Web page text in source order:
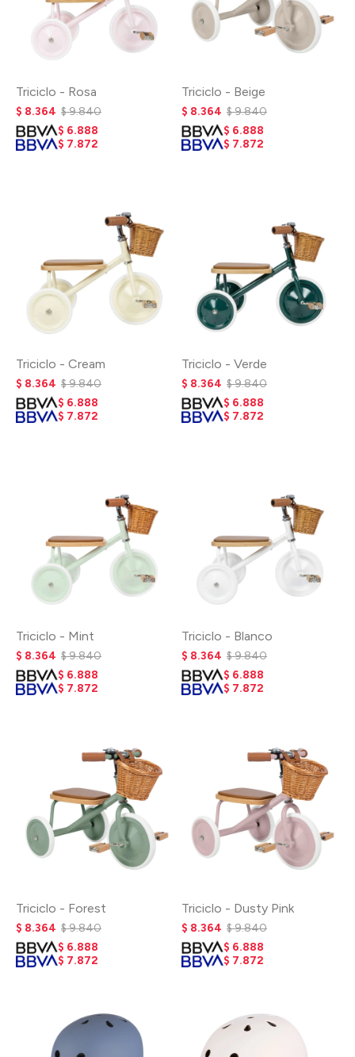
Triciclo - Rosa
$ 8.364 $9.840
$ 6.888
$ 7.872
Triciclo - Beige
$ 8.364 $9.840
$ 6.888
$ 7.872
Triciclo - Cream
$ 8.364 $9.840
$ 6.888
$ 7.872
Triciclo - Verde
$ 8.364 $9.840
$ 6.888
$ 7.872
Triciclo - Mint
$ 8.364 $9.840
$ 6.888
$ 7.872
Triciclo - Blanco
$ 8.364 $9.840
$ 6.888
$ 7.872
Triciclo - Forest
$ 8.364 $9.840
$ 6.888
$ 7.872
Triciclo - Dusty Pink
$ 8.364 $9.840
$ 6.888
$ 7.872